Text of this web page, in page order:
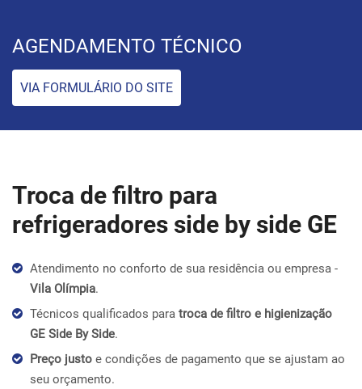
AGENDAMENTO TÉCNICO
VIA FORMULÁRIO DO SITE
Troca de filtro para
refrigeradores side by side GE
Atendimento no conforto de sua residência ou empresa -
Vila Olímpia.
Técnicos qualificados para troca de filtro e higienização
GE Side By Side.
Preço justo e condições de pagamento que se ajustam ao
seu orçamento.